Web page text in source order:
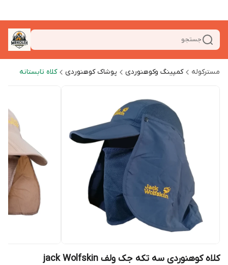
جستجو
مسترکوله کمپینگ وکوهنوردی پوشاک کوهنوردی کلاه تابستانه
کلاه کوهنوردی سه تکه جک ولف jack Wolfskin